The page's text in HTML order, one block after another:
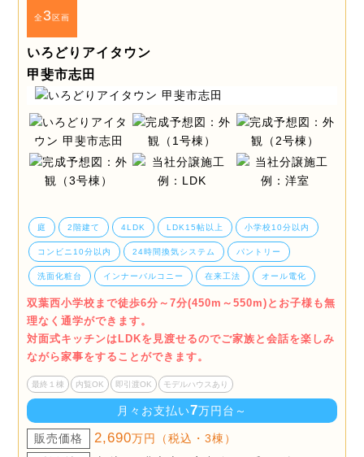
全3区画
いろどりアイタウン
甲斐市志田
庭 2階建て 4LDK LDK15帖以上 小学校10分以内
コンビニ10分以内 24時間換気システム パントリー
洗面化粧台 インナーバルコニー 在来工法 オール電化
双葉西小学校まで徒歩6分～7分(450m～550m)とお子様も無
理なく通学ができます。
対面式キッチンはLDKを見渡せるのでご家族と会話を楽しみ
ながら家事をすることができます。
最終１棟 内覧OK 即引渡OK モデルハウスあり
月々お支払い7万円台～
販売価格 2,690万円（税込・3棟）